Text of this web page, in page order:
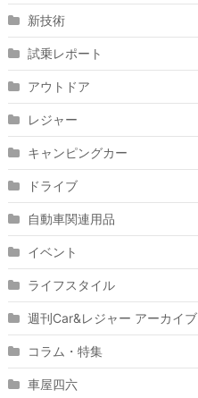
新技術
試乗レポート
アウトドア
レジャー
キャンピングカー
ドライブ
自動車関連用品
イベント
ライフスタイル
週刊Car&レジャー アーカイブ
コラム・特集
車屋四六